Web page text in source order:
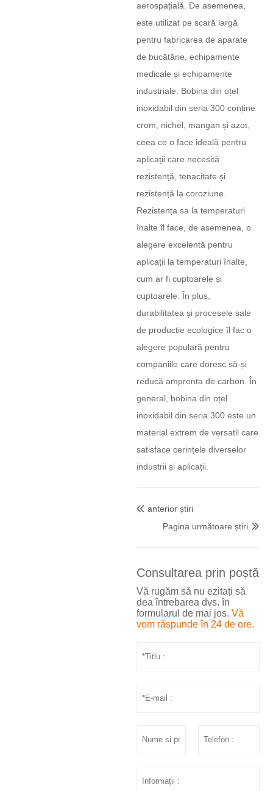
aerospațială. De asemenea,
este utilizat pe scară largă
pentru fabricarea de aparate
de bucătărie, echipamente
medicale și echipamente
industriale. Bobina din oțel
inoxidabil din seria 300 conține
crom, nichel, mangan și azot,
ceea ce o face ideală pentru
aplicații care necesită
rezistență, tenacitate și
rezistență la coroziune.
Rezistența sa la temperaturi
înalte îl face, de asemenea, o
alegere excelentă pentru
aplicații la temperaturi înalte,
cum ar fi cuptoarele și
cuptoarele. În plus,
durabilitatea și procesele sale
de producție ecologice îl fac o
alegere populară pentru
companiile care doresc să-și
reducă amprenta de carbon. În
general, bobina din oțel
inoxidabil din seria 300 este un
material extrem de versatil care
satisface cerințele diverselor
industrii și aplicații.
 anterior știri

Pagina următoare știri
Consultarea prin poștă
Vă rugăm să nu ezitați să
dea întrebarea dvs. în
formularul de mai jos. Vă
vom răspunde în 24 de ore.